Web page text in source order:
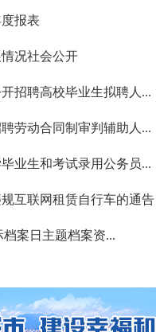
报表
况社会公开
招聘高校毕业生拟聘人...
劳动合同制审判辅助人...
业生和考试录用公务员...
互联网租赁自行车的通告
档案日主题档案资...